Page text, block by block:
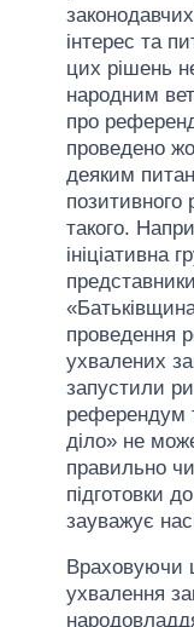
інтерес та
цих рішень
народним
про
проведено
деяким
позитивного
такого.
ініціативна
проведення
ухвалених
запустили
референдум
діло» не
правильно
підготовки
зауважує
Враховуючи
ухвалення